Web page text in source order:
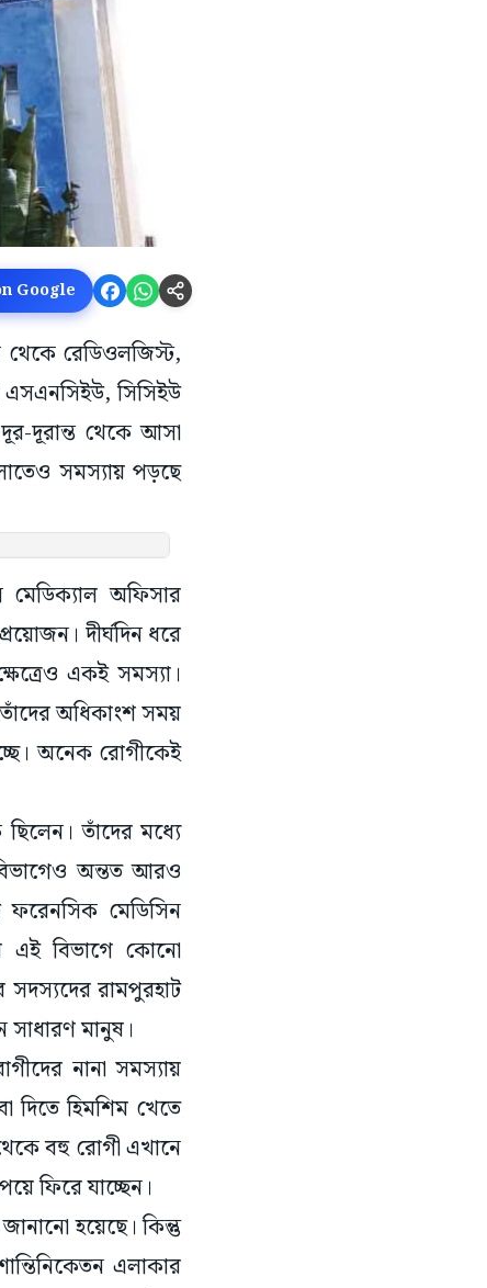
Google
থেকে রেডিওলজিস্ট,
এসএনসিইউ, সিসিইউ
দূরান্ত থেকে আসা
সমস্যায় পড়ছে
মেডিক্যাল অফিসার
দীর্ঘদিন ধরে
একই সমস্যা।
তাঁদের অধিকাংশ সময়
অনেক রোগীকেই
তাঁদের মধ্যে
অন্তত আরও
মেডিসিন
এই বিভাগে কোনো
সদস্যদের রামপুরহাট
মানুষ।
নানা সমস্যায়
দিতে হিমশিম খেতে
বহু রোগী এখানে
ফিরে যাচ্ছেন।
হয়েছে। কিন্তু
এলাকার